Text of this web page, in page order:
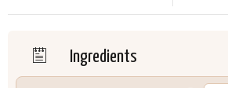
Ingredients